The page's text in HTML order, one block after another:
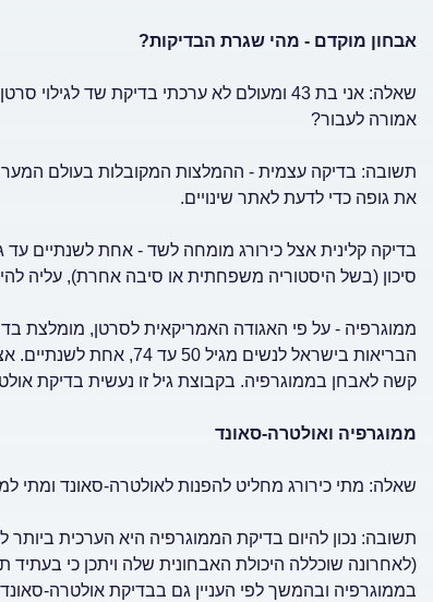
אבחון מוקדם - מהי שגרת הבדיקות?
שאלה: אני בת 43 ומעולם לא ערכתי בדיקת שד
אמורה לעבור?
את גופה כדי לדעת לאתר שינויים.
סיכון (בשל היסטוריה משפחתית או סיבה אחרת), עליה
קשה לאבחן בממוגרפיה. בקבוצת גיל זו נעשית בדיקת
ממוגרפיה ואולטרה-סאונד
שאלה: מתי כירורג מחליט להפנות לאולטרה-סאונד ומתי
תשובה: נכון להיום בדיקת הממוגרפיה היא הערכית
(לאחרונה שוכללה היכולת האבחונית שלה ויתכן כי
בממוגרפיה ובהמשך לפי העניין גם בבדיקת אולטרה-